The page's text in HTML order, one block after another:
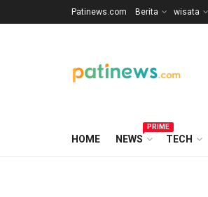
Patinews.com Berita wisata
HOME NEWS
PRIME
TECH